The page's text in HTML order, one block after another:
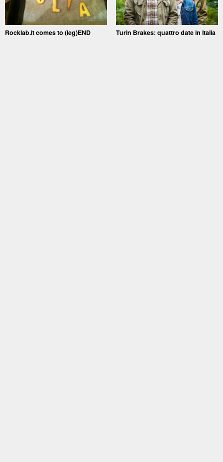
Rocklab.it comes to (leg)END Turin Brakes: quattro date in Italia